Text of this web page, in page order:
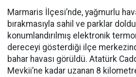
Marmaris İlçesi’nde, yağmurlu
bırakmasıyla sahil ve parklar
konumlandırılmış elektronik
dereceyi gösterdiği ilçe
bahar havası görüldü. Atatürk
Mevkii’ne kadar uzanan 8